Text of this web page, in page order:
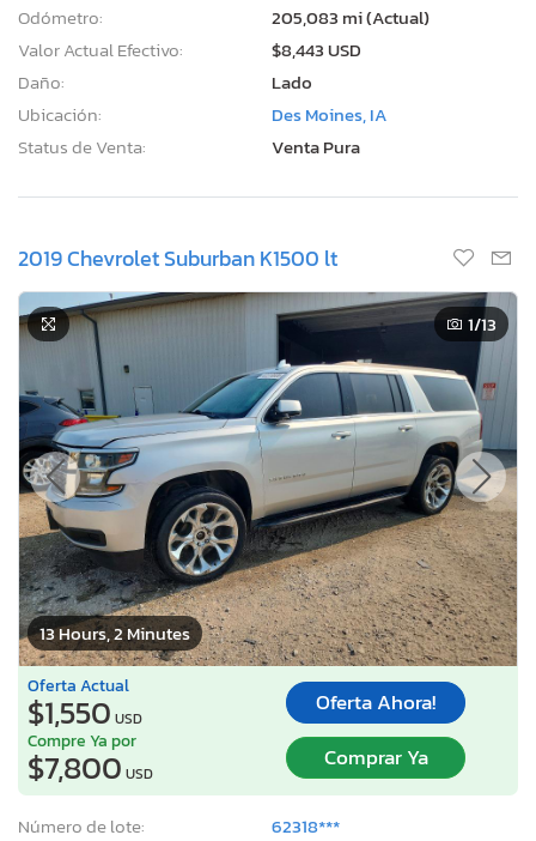
Odómetro:
205,083 mi (Actual)
Valor Actual Efectivo:
$8,443 USD
Daño:
Lado
Ubicación:
Des Moines, IA
Status de Venta:
Venta Pura
2019 Chevrolet Suburban K1500 lt
13 Hours, 2 Minutes
1/13
Oferta Actual
$1,550 USD
Oferta Ahora!
Compre Ya por
$7,800 USD
Comprar Ya
Número de lote:
62318***